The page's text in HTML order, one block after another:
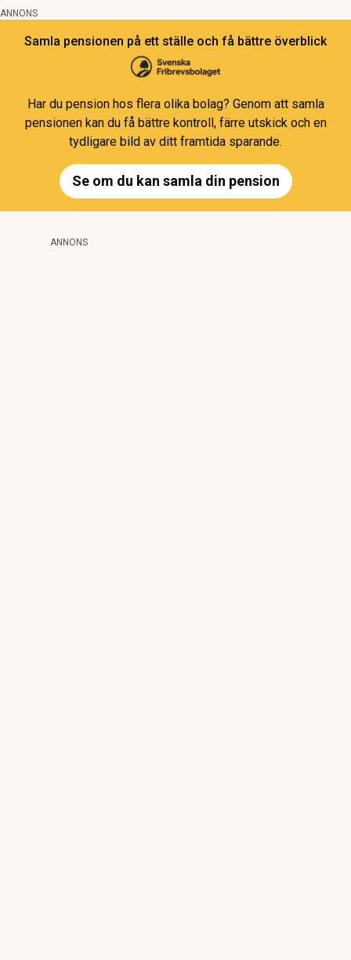
ANNONS
Samla pensionen på ett ställe och få bättre överblick
Har du pension hos flera olika bolag? Genom att samla
pensionen kan du få bättre kontroll, färre utskick och en
tydligare bild av ditt framtida sparande.
Se om du kan samla din pension
ANNONS